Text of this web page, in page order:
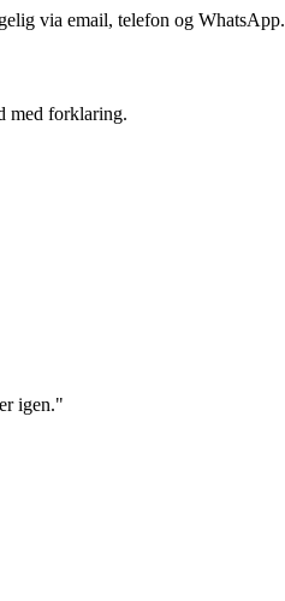
via email, telefon og WhatsApp.
med forklaring.
igen."